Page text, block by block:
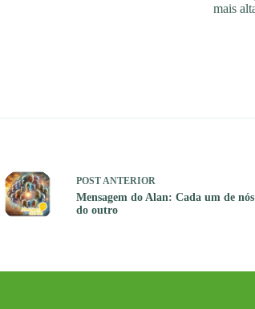
mais
POSTANTERIOR
Mensagem do Alan: Cada um de
do outro